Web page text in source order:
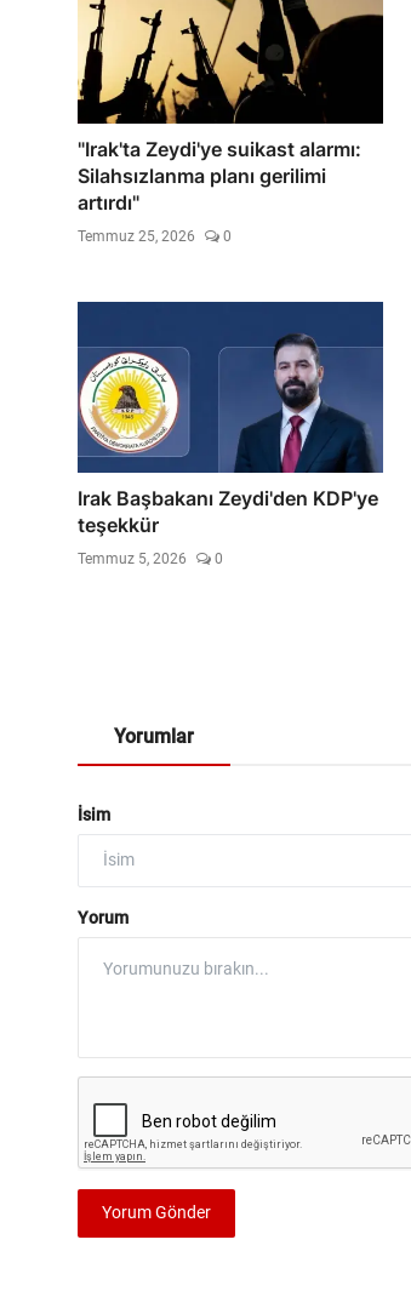
"Irak'ta Zeydi'ye suikast alarmı:
Silahsızlanma planı gerilimi
artırdı"
Temmuz 25, 2026 0
Irak Başbakanı Zeydi'den KDP'ye
teşekkür
Temmuz 5, 2026 0
Yorumlar
İsim
Yorum
Yorum Gönder